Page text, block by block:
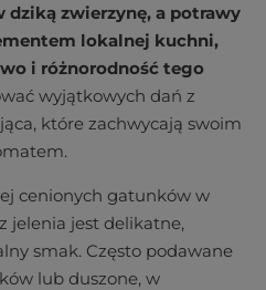
dziką zwierzynę, a potrawy
lokalnej kuchni,
i różnorodność tego
wyjątkowych dań z
które zachwycają swoim
cenionych gatunków w
jelenia jest delikatne,
smak. Często podawane
lub duszone, w